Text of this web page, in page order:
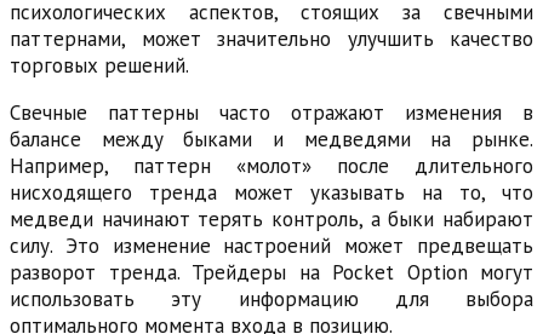
психологических аспектов, стоящих за свечными
паттернами, может значительно улучшить качество
торговых решений.
Свечные паттерны часто отражают изменения в
балансе между быками и медведями на рынке.
Например, паттерн «молот» после длительного
нисходящего тренда может указывать на то, что
медведи начинают терять контроль, а быки набирают
силу. Это изменение настроений может предвещать
разворот тренда. Трейдеры на Pocket Option могут
использовать эту информацию для выбора
оптимального момента входа в позицию.